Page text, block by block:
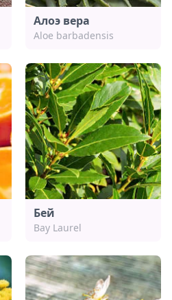
Алоэ вера
Aloe barbadensis
Бей
Bay Laurel